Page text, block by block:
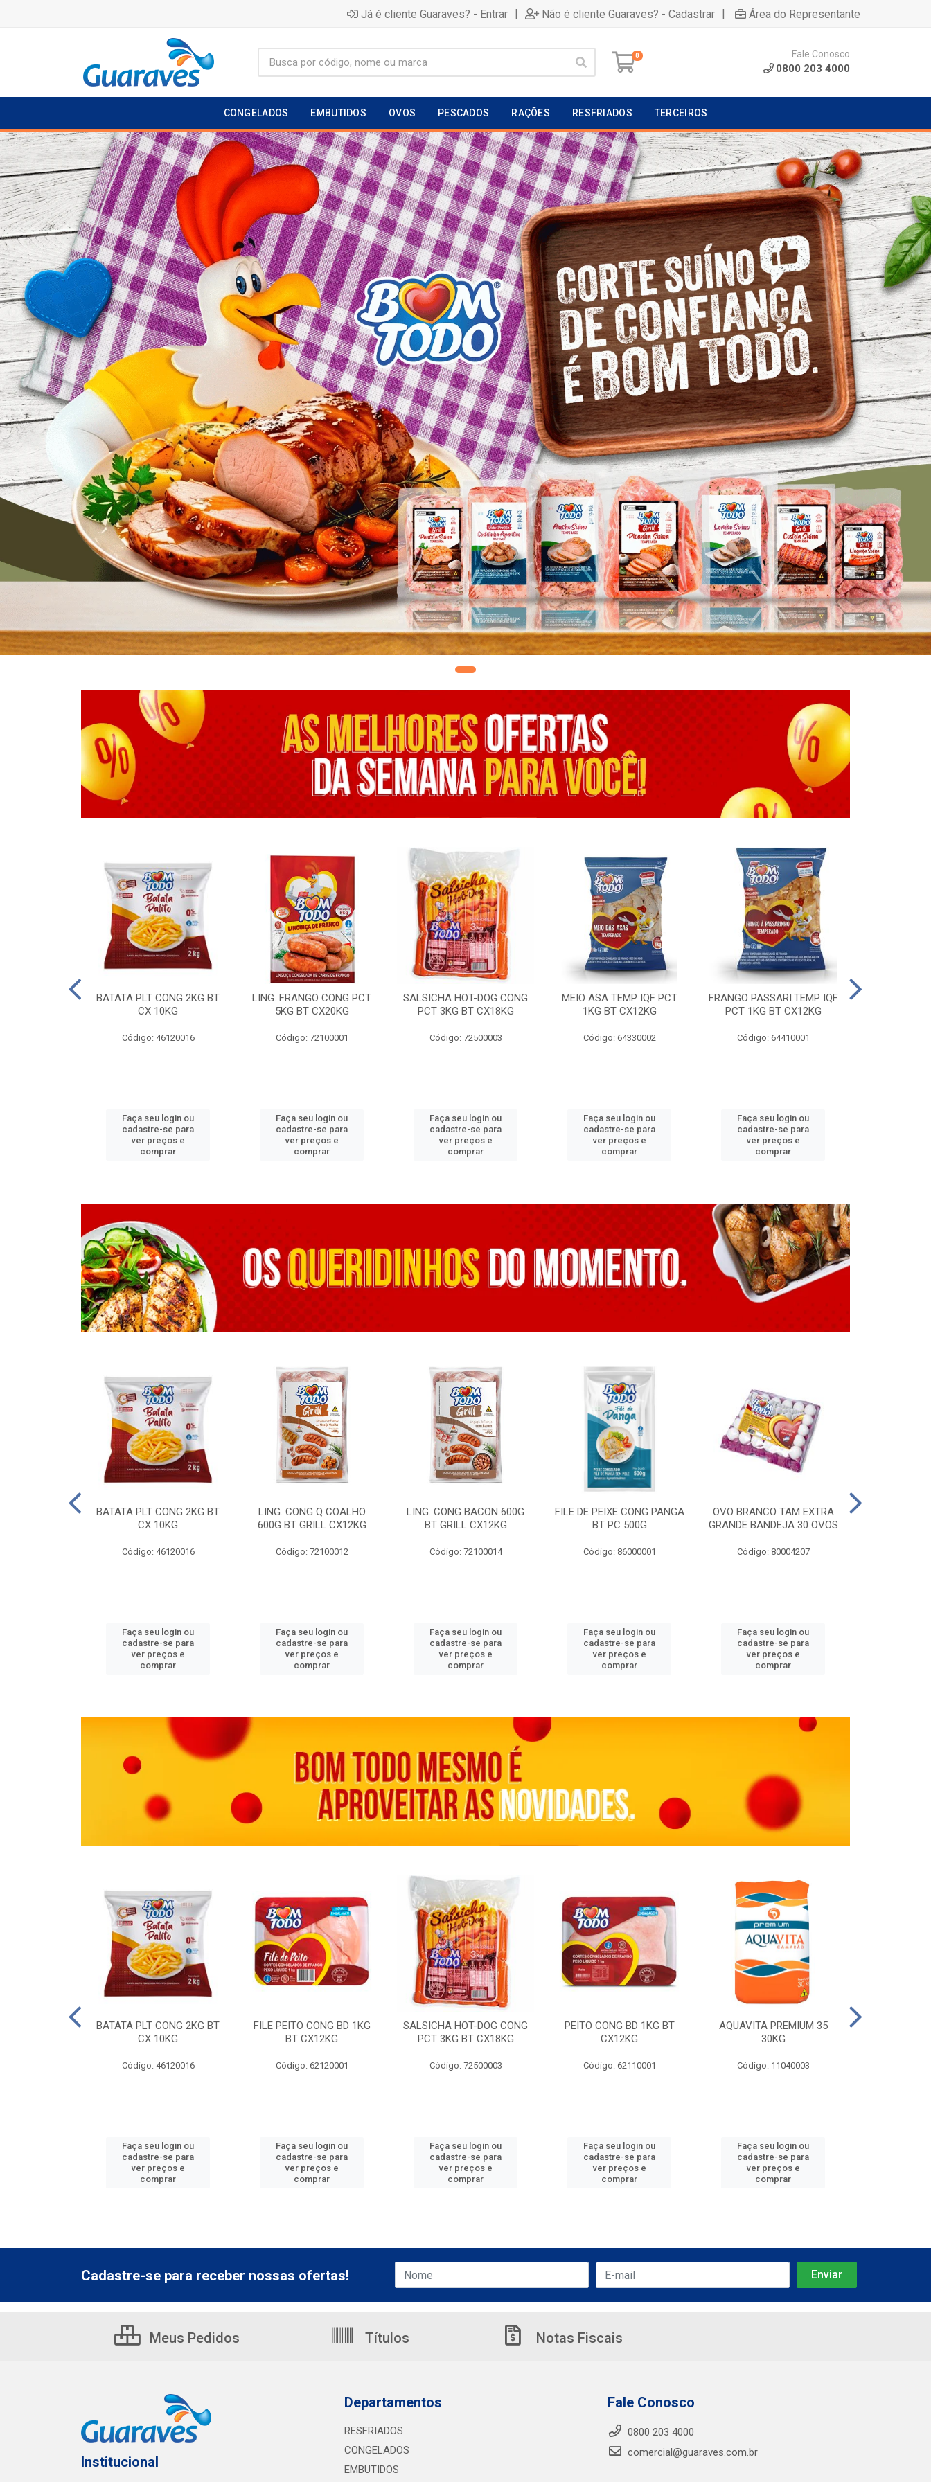
Já é cliente Guaraves? - Entrar | Não é cliente Guaraves? - Cadastrar | Área do Representante
0 Fale Conosco
0800 203 4000
CONGELADOS EMBUTIDOS OVOS PESCADOS RAÇÕES RESFRIADOS TERCEIROS
BATATA PLT CONG 2KG BT
CX 10KG
Código: 46120016
Faça seu login ou
cadastre-se para
ver preços e
comprar
LING. FRANGO CONG PCT
5KG BT CX20KG
Código: 72100001
Faça seu login ou
cadastre-se para
ver preços e
comprar
SALSICHA HOT-DOG CONG
PCT 3KG BT CX18KG
Código: 72500003
Faça seu login ou
cadastre-se para
ver preços e
comprar
MEIO ASA TEMP IQF PCT
1KG BT CX12KG
Código: 64330002
Faça seu login ou
cadastre-se para
ver preços e
comprar
FRANGO PASSARI.TEMP IQF
PCT 1KG BT CX12KG
Código: 64410001
Faça seu login ou
cadastre-se para
ver preços e
comprar
BATATA PLT CONG 2KG BT
CX 10KG
Código: 46120016
Faça seu login ou
cadastre-se para
ver preços e
comprar
LING. CONG Q COALHO
600G BT GRILL CX12KG
Código: 72100012
Faça seu login ou
cadastre-se para
ver preços e
comprar
LING. CONG BACON 600G
BT GRILL CX12KG
Código: 72100014
Faça seu login ou
cadastre-se para
ver preços e
comprar
FILE DE PEIXE CONG PANGA
BT PC 500G
Código: 86000001
Faça seu login ou
cadastre-se para
ver preços e
comprar
OVO BRANCO TAM EXTRA
GRANDE BANDEJA 30 OVOS
Código: 80004207
Faça seu login ou
cadastre-se para
ver preços e
comprar
BATATA PLT CONG 2KG BT
CX 10KG
Código: 46120016
Faça seu login ou
cadastre-se para
ver preços e
comprar
FILE PEITO CONG BD 1KG
BT CX12KG
Código: 62120001
Faça seu login ou
cadastre-se para
ver preços e
comprar
SALSICHA HOT-DOG CONG
PCT 3KG BT CX18KG
Código: 72500003
Faça seu login ou
cadastre-se para
ver preços e
comprar
PEITO CONG BD 1KG BT
CX12KG
Código: 62110001
Faça seu login ou
cadastre-se para
ver preços e
comprar
AQUAVITA PREMIUM 35
30KG
Código: 11040003
Faça seu login ou
cadastre-se para
ver preços e
comprar
Cadastre-se para receber nossas ofertas!
Meus Pedidos Títulos Notas Fiscais
Institucional
Departamentos
RESFRIADOS
CONGELADOS
EMBUTIDOS
Fale Conosco
0800 203 4000
comercial@guaraves.com.br